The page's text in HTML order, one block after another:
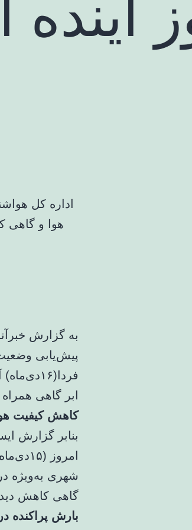
اداره کل
به گزارش
ابر گاهی
کاهش کیفیت
بنابر گزارش
شهری به‌ویژه
گاهی کاهش دید
بارش پراکنده